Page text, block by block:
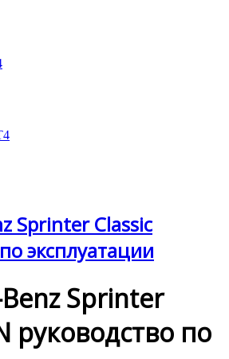
Sprinter Classic
эксплуатации
Sprinter
руководство по